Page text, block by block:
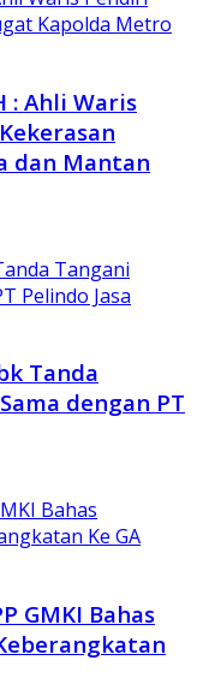
: Ahli Waris
dan Mantan
Tanda
dengan PT
GMKI Bahas